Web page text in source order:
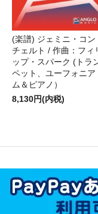
(楽譜) ジェミニ・コン
チェルト / 作曲：フィ
ップ・スパーク (トラ
ペット、ユーフォニア
ム＆ピアノ）
8,130円(内税)